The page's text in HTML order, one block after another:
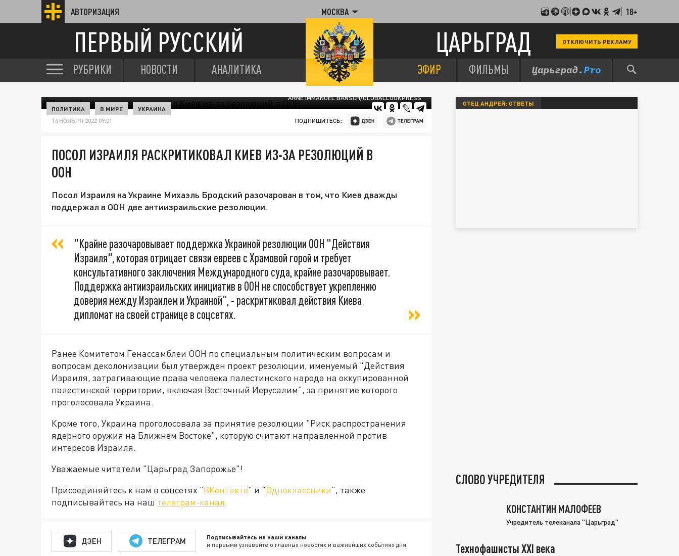
АВТОРИЗАЦИЯ МОСКВА 18+
ПЕРВЫЙ РУССКИЙ ЦАРЬГРАД ОТКЛЮЧИТЬ РЕКЛАМУ
РУБРИКИ НОВОСТИ АНАЛИТИКА ЭФИР ФИЛЬМЫ
ARNE IMMANUEL BÄNSCH/GLOBALLOOKPRESS
ПОЛИТИКА В МИРЕ УКРАИНА
14 НОЯБРЯ 2022 09:01 ПОДПИШИТЕСЬ:
ПОСОЛ ИЗРАИЛЯ РАСКРИТИКОВАЛ КИЕВ ИЗ-ЗА РЕЗОЛЮЦИЙ В
ООН
Посол Израиля на Украине Михаэль Бродский разочарован в том, что Киев дважды
поддержал в ООН две антиизраильские резолюции.
"Крайне разочаровывает поддержка Украиной резолюции ООН "Действия
Израиля", которая отрицает связи евреев с Храмовой горой и требует
консультативного заключения Международного суда, крайне разочаровывает.
Поддержка антиизраильских инициатив в ООН не способствует укреплению
доверия между Израилем и Украиной", - раскритиковал действия Киева
дипломат на своей странице в соцсетях.
Ранее Комитетом Генассамблеи ООН по специальным политическим вопросам и
вопросам деколонизации был утвержден проект резолюции, именуемый "Действия
Израиля, затрагивающие права человека палестинского народа на оккупированной
палестинской территории, включая Восточный Иерусалим", за принятие которого
проголосовала Украина.
Кроме того, Украина проголосовала за принятие резолюции "Риск распространения
ядерного оружия на Ближнем Востоке", которую считают направленной против
интересов Израиля.
Уважаемые читатели "Царьград Запорожье"!
Присоединяйтесь к нам в соцсетях "ВКонтакте" и "Одноклассники", также
подписывайтесь на наш телеграм-канал.
ДЗЕН ТЕЛЕГРАМ Подписывайтесь на наши каналы
и первыми узнавайте о главных новостях и важнейших событиях дня.
ОТЕЦ АНДРЕЙ: ОТВЕТЫ
СЛОВО УЧРЕДИТЕЛЯ
КОНСТАНТИН МАЛОФЕЕВ
Учредитель телеканала "Царьград"
Технофашисты XXI века